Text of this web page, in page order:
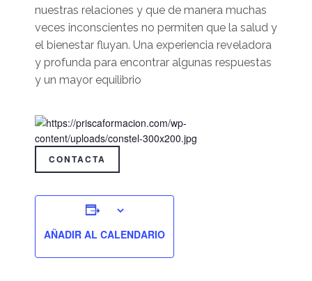
nuestras relaciones y que de manera muchas
veces inconscientes no permiten que la salud y
el bienestar fluyan. Una experiencia reveladora
y profunda para encontrar algunas respuestas
y un mayor equilibrio
CONTACTA
AÑADIR AL CALENDARIO